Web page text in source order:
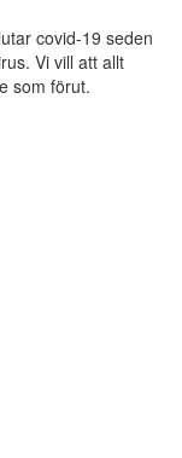
covid-19 seden
Vi vill att allt
som förut.